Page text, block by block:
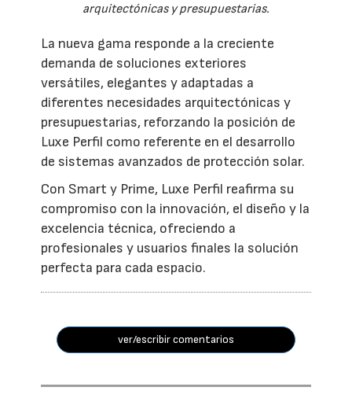
arquitectónicas y presupuestarias.
La nueva gama responde a la creciente
demanda de soluciones exteriores
versátiles, elegantes y adaptadas a
diferentes necesidades arquitectónicas y
presupuestarias, reforzando la posición de
Luxe Perfil como referente en el desarrollo
de sistemas avanzados de protección solar.
Con Smart y Prime, Luxe Perfil reafirma su
compromiso con la innovación, el diseño y la
excelencia técnica, ofreciendo a
profesionales y usuarios finales la solución
perfecta para cada espacio.
ver/escribir comentarios